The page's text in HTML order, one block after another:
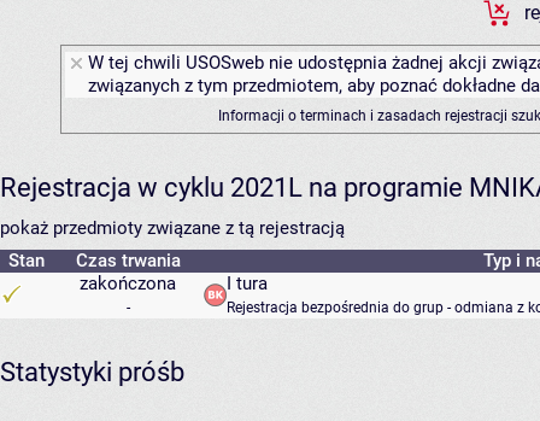
W tej chwili USOSweb nie udostępnia żadnej akcji
związanych z tym przedmiotem, aby poznać dokładne
Informacji o terminach i zasadach rejestracji
Rejestracja w cyklu 2021L na programie
pokaż przedmioty związane z tą rejestracją
Stan
Czas trwania
Typ i
zakończona
-
I tura
Rejestracja bezpośrednia do grup - odmiana z
Statystyki próśb